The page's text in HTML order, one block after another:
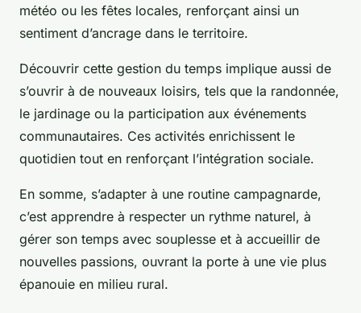
météo ou les fêtes locales, renforçant ainsi un
sentiment d’ancrage dans le territoire.
Découvrir cette gestion du temps implique aussi de
s’ouvrir à de nouveaux loisirs, tels que la randonnée,
le jardinage ou la participation aux événements
communautaires. Ces activités enrichissent le
quotidien tout en renforçant l’intégration sociale.
En somme, s’adapter à une routine campagnarde,
c’est apprendre à respecter un rythme naturel, à
gérer son temps avec souplesse et à accueillir de
nouvelles passions, ouvrant la porte à une vie plus
épanouie en milieu rural.